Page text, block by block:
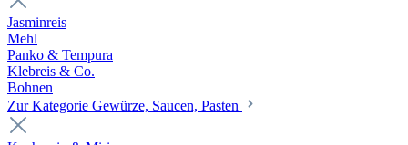
Jasminreis
Mehl
Panko & Tempura
Klebreis & Co.
Bohnen
Zur Kategorie Gewürze, Saucen, Pasten